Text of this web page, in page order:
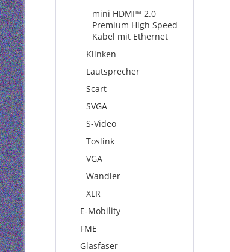
mini HDMI™ 2.0
Premium High Speed
Kabel mit Ethernet
Klinken
Lautsprecher
Scart
SVGA
S-Video
Toslink
VGA
Wandler
XLR
E-Mobility
FME
Glasfaser